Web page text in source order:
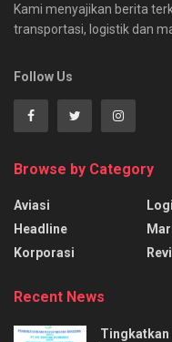
Kami menyajikan berita
transportasi, logistik dan
Follow Us
Browse by Category
Aviasi
Headline
Korporasi
Recent News
Tingkatkan